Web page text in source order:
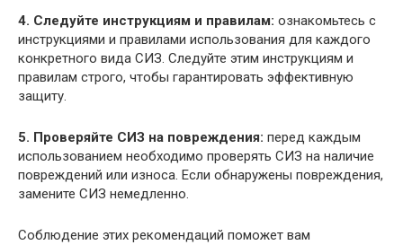
4. Следуйте инструкциям и правилам: ознакомьтесь с
инструкциями и правилами использования для каждого
конкретного вида СИЗ. Следуйте этим инструкциям и
правилам строго, чтобы гарантировать эффективную
защиту.
5. Проверяйте СИЗ на повреждения: перед каждым
использованием необходимо проверять СИЗ на наличие
повреждений или износа. Если обнаружены повреждения,
замените СИЗ немедленно.
Соблюдение этих рекомендаций поможет вам